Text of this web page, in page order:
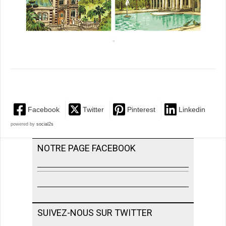
Facebook Twitter Pinterest Linkedin
powered by social2s
NOTRE PAGE FACEBOOK
SUIVEZ-NOUS SUR TWITTER